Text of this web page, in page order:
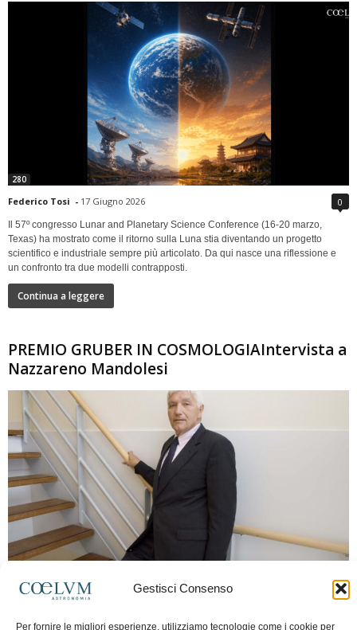
Gestisci Consenso
Per fornire le migliori esperienze, utilizziamo tecnologie come i cookie per
280
Federico Tosi - 17 Giugno 2026 0
Il 57º congresso Lunar and Planetary Science Conference (16-20 marzo,
Texas) ha mostrato come il ritorno sulla Luna stia diventando un progetto
scientifico e industriale sempre più articolato. Da qui nasce una riflessione e
un confronto tra due modelli contrapposti.
Continua a leggere
PREMIO GRUBER IN COSMOLOGIAIntervista a
Nazzareno Mandolesi
Frida Paolella - 16 Giugno 2026 0
spaziale europea e della missione Planck. Il dialogo ripercorre i principali